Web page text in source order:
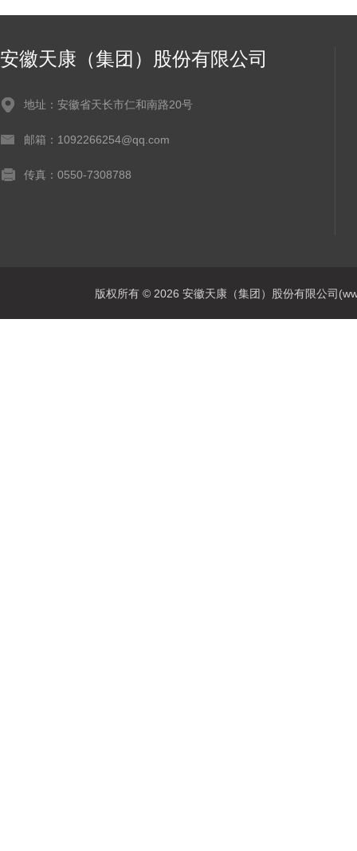
安徽天康（集团）股份有限公司
地址：安徽省天长市仁和南路20号
邮箱：1092266254@qq.com
传真：0550-7308788
版权所有 © 2026 安徽天康（集团）股份有限公司